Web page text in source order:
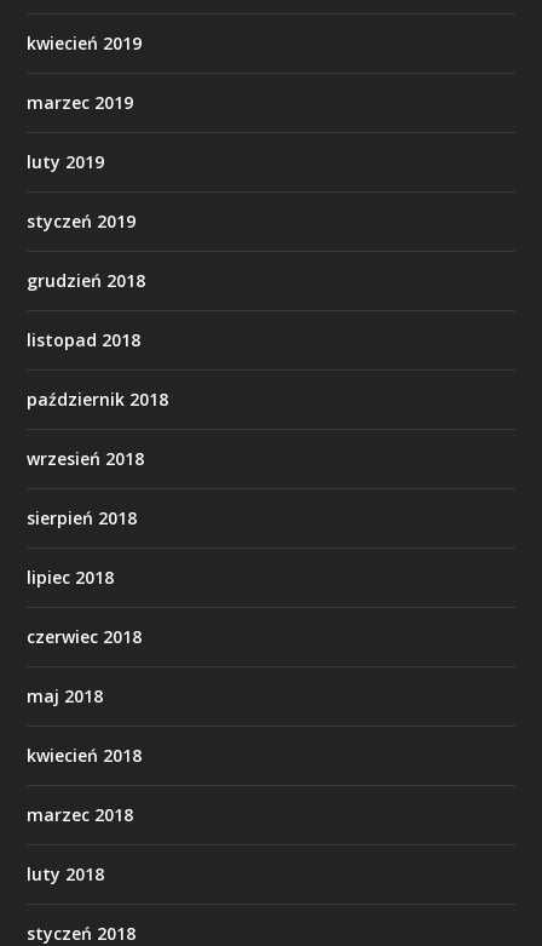
kwiecień 2019
marzec 2019
luty 2019
styczeń 2019
grudzień 2018
listopad 2018
październik 2018
wrzesień 2018
sierpień 2018
lipiec 2018
czerwiec 2018
maj 2018
kwiecień 2018
marzec 2018
luty 2018
styczeń 2018